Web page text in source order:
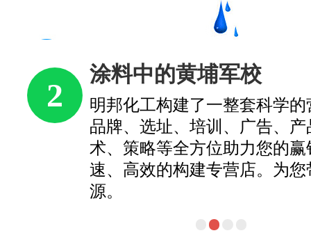
校
套科学的营销体系，从
广告、产品、服务、技
力您的赢销力。从而快
店。为您带来滚滚客
3